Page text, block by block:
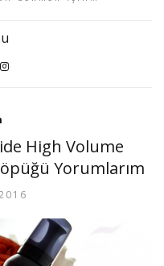
High Volume
Yorumlarım